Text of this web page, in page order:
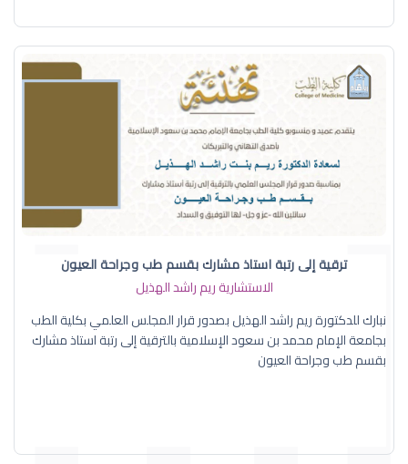
ترقية إلى رتبة استاذ مشارك بقسم طب وجراحة العيون
الاستشارية ريم راشد الهذيل
نبارك للدكتورة ريم راشد الهذيل بصدور قرار المجلس العلمي بكلية الطب
بجامعة الإمام محمد بن سعود الإسلامية بالترقية إلى رتبة استاذ مشارك
بقسم طب وجراحة العيون